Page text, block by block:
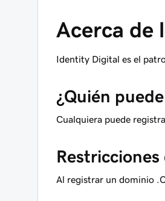
Acerca de
Identity Digital es el
¿Quién
Cualquiera puede
Al registrar un dominio